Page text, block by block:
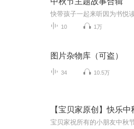
快带孩子一起来听因为书悦
10 1万
图片杂物库（可盗）
34 10.5万
【宝贝家原创】快乐中
宝贝家祝所有的小朋友中秋